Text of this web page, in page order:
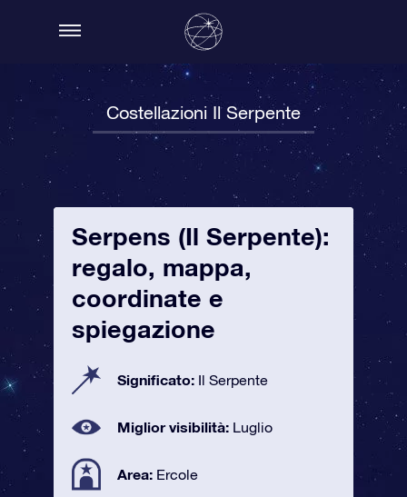
Costellazioni Il Serpente
Serpens (Il Serpente):
regalo, mappa,
coordinate e
spiegazione
Significato: Il Serpente
Miglior visibilità: Luglio
Area: Ercole